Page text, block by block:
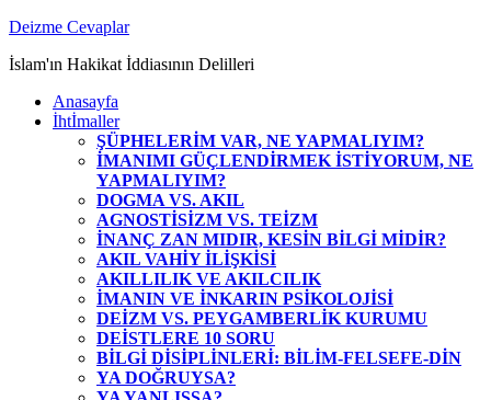
Zum
springen
Deizme Cevaplar
İslam'ın Hakikat İddiasının Delilleri
Anasayfa
İhtİmaller
ŞÜPHELERİM VAR, NE YAPMALIYIM?
İMANIMI GÜÇLENDİRMEK İSTİYORUM, NE
YAPMALIYIM?
DOGMA VS. AKIL
AGNOSTİSİZM VS. TEİZM
İNANÇ ZAN MIDIR, KESİN BİLGİ MİDİR?
AKIL VAHİY İLİŞKİSİ
AKILLILIK VE AKILCILIK
İMANIN VE İNKARIN PSİKOLOJİSİ
DEİZM VS. PEYGAMBERLİK KURUMU
DEİSTLERE 10 SORU
BİLGİ DİSİPLİNLERİ: BİLİM-FELSEFE-DİN
YA DOĞRUYSA?